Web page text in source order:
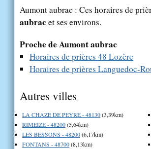
Aumont aubrac : Ces horaires de
aubracet ses environs.
Proche de Aumont aubrac
Horaires de prières 48 Lozère
Horaires de prières Languedoc-
Autres villes
LA CHAZE DE PEYRE - 48130(3,39km)
RIMEIZE - 48200(5,64km)
LES BESSONS - 48200(6,17km)
FONTANS - 48700(8,13km)